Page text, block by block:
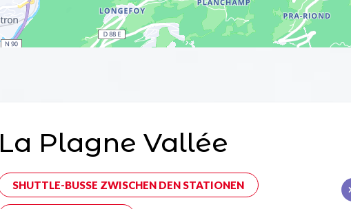
La Plagne Vallée
SHUTTLE-BUSSE ZWISCHEN DEN STATIONEN